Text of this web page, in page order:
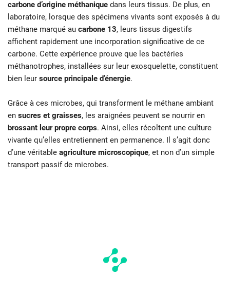
carbone d’origine méthanique dans leurs tissus. De plus, en
laboratoire, lorsque des spécimens vivants sont exposés à du
méthane marqué au carbone 13, leurs tissus digestifs
affichent rapidement une incorporation significative de ce
carbone. Cette expérience prouve que les bactéries
méthanotrophes, installées sur leur exosquelette, constituent
bien leur source principale d’énergie.
Grâce à ces microbes, qui transforment le méthane ambiant
en sucres et graisses, les araignées peuvent se nourrir en
brossant leur propre corps. Ainsi, elles récoltent une culture
vivante qu’elles entretiennent en permanence. Il s’agit donc
d’une véritable agriculture microscopique, et non d’un simple
transport passif de microbes.